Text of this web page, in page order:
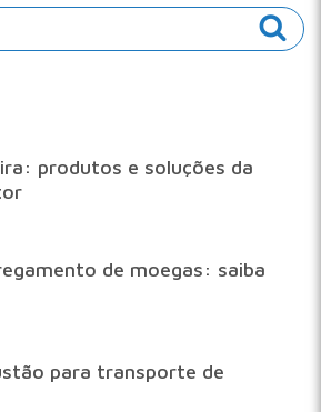
produtos e soluções da
de moegas: saiba
para transporte de